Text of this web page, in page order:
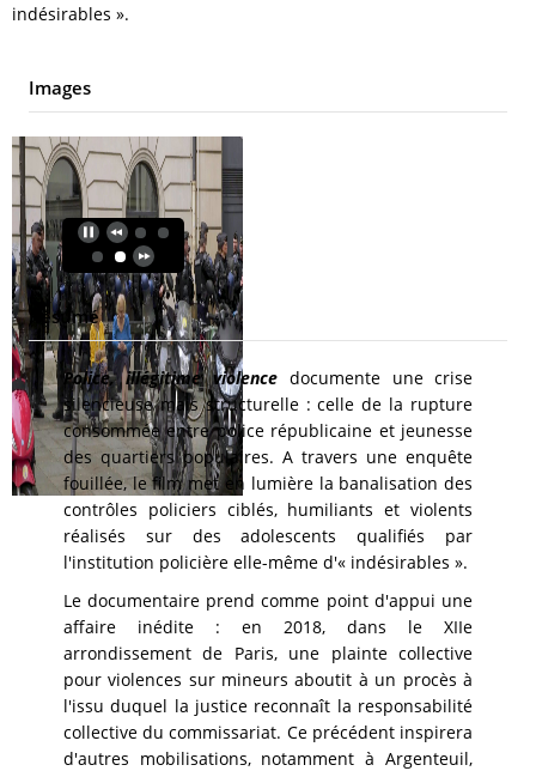
indésirables ».
Images
Résumé
Police, illégitime violence documente une crise
silencieuse mais structurelle : celle de la rupture
consommée entre police républicaine et jeunesse
des quartiers populaires. A travers une enquête
fouillée, le film met en lumière la banalisation des
contrôles policiers ciblés, humiliants et violents
réalisés sur des adolescents qualifiés par
l'institution policière elle-même d'« indésirables ».
Le documentaire prend comme point d'appui une
affaire inédite : en 2018, dans le XIIe
arrondissement de Paris, une plainte collective
pour violences sur mineurs aboutit à un procès à
l'issu duquel la justice reconnaît la responsabilité
collective du commissariat. Ce précédent inspirera
d'autres mobilisations, notamment à Argenteuil,